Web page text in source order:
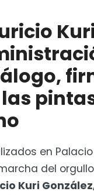
publicar ley de
en
del orgullo
Kuri